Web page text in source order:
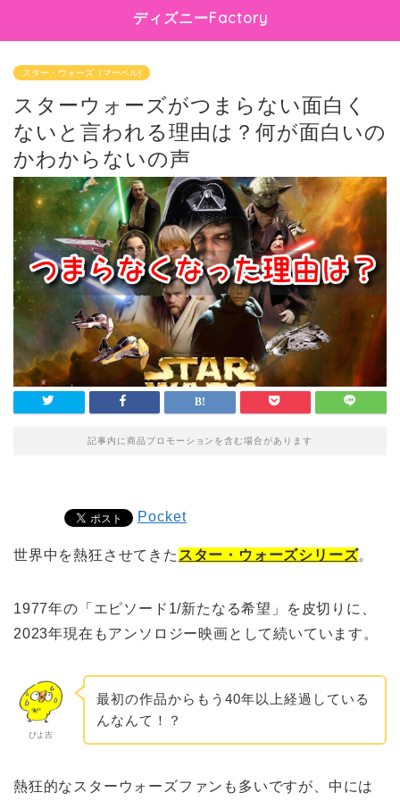
ディズニーFactory
スター・ウォーズ（マーベル)
スターウォーズがつまらない面白く
ないと言われる理由は？何が面白いの
かわからないの声
記事内に商品プロモーションを含む場合があります
Pocket
世界中を熱狂させてきた スター・ウォーズシリーズ。
1977年の「エピソード1/新たなる希望」を皮切りに、
2023年現在もアンソロジー映画として続いています。
ぴよ吉
最初の作品からもう40年以上経過している
んなんて！？
熱狂的なスターウォーズファンも多いですが、中には